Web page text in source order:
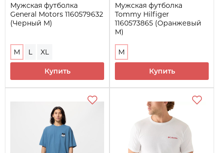
Мужская футболка
General Motors 1160579632
(Черный M)
M L XL
Купить
Мужская футболка
Tommy Hilfiger
1160573865 (Оранжевый
M)
M
Купить